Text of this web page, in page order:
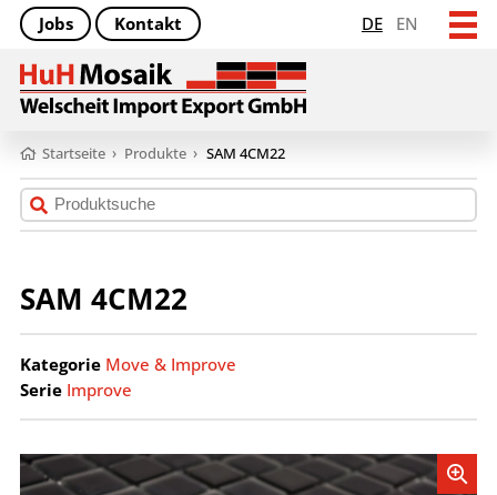
DE EN
Jobs Kontakt
Startseite › Produkte › SAM 4CM22
SAM 4CM22
Kategorie Move & Improve
Serie Improve